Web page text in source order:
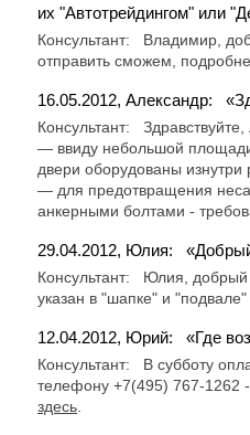
их "Автотрейдингом" или
Консультант:
Владимир,
отправить сможем,
16.05.2012, Александр:
Консультант:
— ввиду небольшой
двери оборудованы
— для предотвращения
анкерными болтами -
29.04.2012, Юлия:
Консультант:
Юлия, добрый
указан в "шапке" и
12.04.2012, Юрий: «Где
Консультант:
В субботу
телефону +7(495) 767-1262 -
здесь